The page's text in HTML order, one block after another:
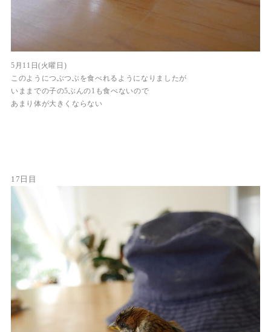
5月11日(火曜日)
このようにつぶつぶを食べれるようになりましたが
いままでの子の5ぶんの1も食べないので
あまり体が大きくならない
17日目